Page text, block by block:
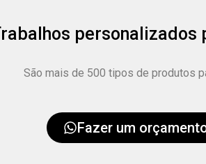
personalizados
São mais de 500 tipos de produtos
Fazer um